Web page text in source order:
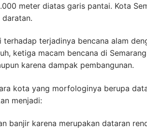
meter diatas garis pantai. Kota
terjadinya bencana alam
ketiga macam bencana di
karena dampak pembangunan.
kota yang morfologinya berupa
menjadi:
banjir karena merupakan dataran